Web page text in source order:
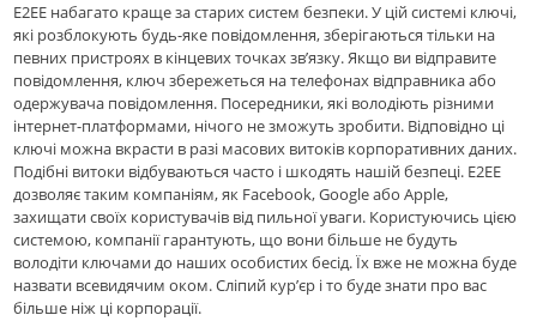
E2EE набагато краще за старих систем безпеки. У цій системі ключі,
які розблокують будь-яке повідомлення, зберігаються тільки на
певних пристроях в кінцевих точках зв’язку. Якщо ви відправите
повідомлення, ключ збережеться на телефонах відправника або
одержувача повідомлення. Посередники, які володіють різними
інтернет-платформами, нічого не зможуть зробити. Відповідно ці
ключі можна вкрасти в разі масових витоків корпоративних даних.
Подібні витоки відбуваються часто і шкодять нашій безпеці. E2EE
дозволяє таким компаніям, як Facebook, Google або Apple,
захищати своїх користувачів від пильної уваги. Користуючись цією
системою, компанії гарантують, що вони більше не будуть
володіти ключами до наших особистих бесід. Їх вже не можна буде
назвати всевидячим оком. Сліпий кур’єр і то буде знати про вас
більше ніж ці корпорації.